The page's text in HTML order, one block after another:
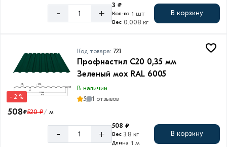
- +
3 ₽
Кол-во 1 шт
Вес 0.008 кг
В корзину
- 2 %
Код товара: 723
Профнастил С20 0,35 мм
Зеленый мох RAL 6005
В наличии
5
1 отзывов
508₽520 ₽/ м
- +
508 ₽
Вес 3.8 кг
Длина 1 м
В корзину